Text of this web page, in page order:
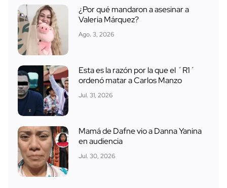
¿Por qué mandaron a asesinar a
Valeria Márquez?
Ago. 3, 2026
Esta es la razón por la que el ´R1´
ordenó matar a Carlos Manzo
Jul. 31, 2026
Mamá de Dafne vio a Danna Yanina
en audiencia
Jul. 30, 2026